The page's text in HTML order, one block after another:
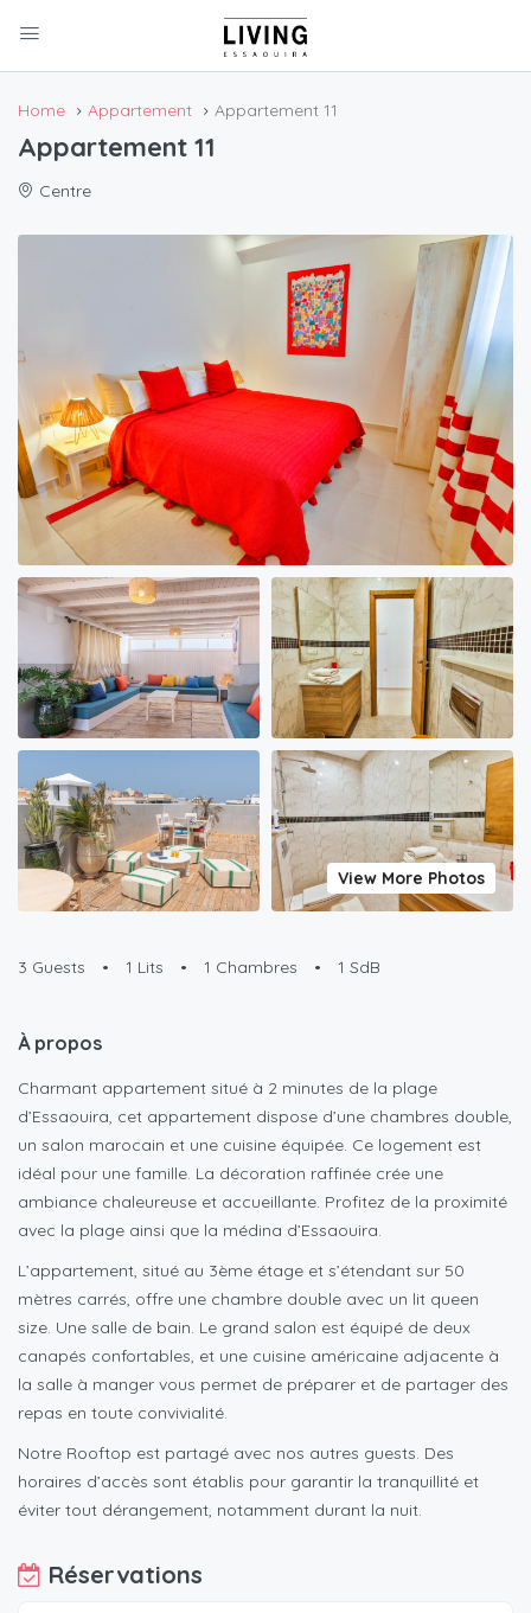
Home Appartement Appartement 11
Appartement 11
Centre
View More Photos
3 Guests • 1 Lits • 1 Chambres • 1 SdB
À propos
Charmant appartement situé à 2 minutes de la plage
d’Essaouira, cet appartement dispose d’une chambres double,
un salon marocain et une cuisine équipée. Ce logement est
idéal pour une famille. La décoration raffinée crée une
ambiance chaleureuse et accueillante. Profitez de la proximité
avec la plage ainsi que la médina d’Essaouira.
L’appartement, situé au 3ème étage et s’étendant sur 50
mètres carrés, offre une chambre double avec un lit queen
size. Une salle de bain. Le grand salon est équipé de deux
canapés confortables, et une cuisine américaine adjacente à
la salle à manger vous permet de préparer et de partager des
repas en toute convivialité.
Notre Rooftop est partagé avec nos autres guests. Des
horaires d’accès sont établis pour garantir la tranquillité et
éviter tout dérangement, notamment durant la nuit.
Réservations